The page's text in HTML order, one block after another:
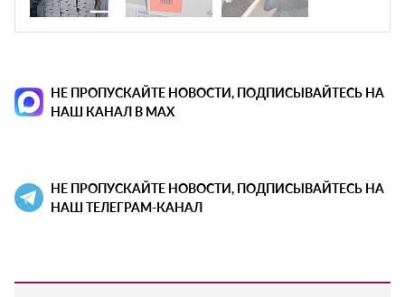
НЕ ПРОПУСКАЙТЕ НОВОСТИ, ПОДПИСЫВАЙТЕСЬ НА
НАШ КАНАЛ В MAX
НЕ ПРОПУСКАЙТЕ НОВОСТИ, ПОДПИСЫВАЙТЕСЬ НА
НАШ ТЕЛЕГРАМ-КАНАЛ